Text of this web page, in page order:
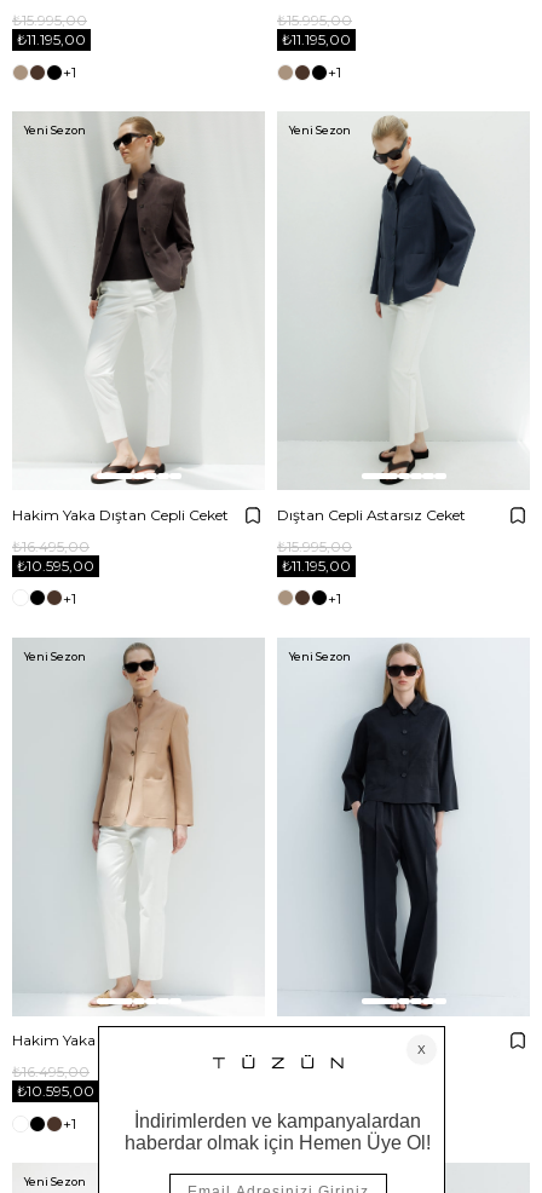
₺11.195,00
₺15.995,00
+1
₺11.195,00
₺15.995,00
+1
Hakim Yaka Dıştan Cepli Ceket
₺10.595,00
₺16.495,00
+1
Yeni Sezon
Dıştan Cepli Astarsız Ceket
₺11.195,00
₺15.995,00
+1
Yeni Sezon
Hakim Yaka Dıştan Cepli Ceket
₺10.595,00
₺16.495,00
+1
Yeni Sezon
₺16.995,00
+1
Yeni Sezon
Yeni Sezon